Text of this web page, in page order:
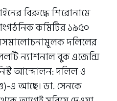
বিরুদ্ধে শিরোনামে
কমিটির ১৯৫০
দলিলের
ন্যাশনাল বুক এজেন্সি
আন্দোলন: দলিল ও
এ আছে। ডা. সেনকে